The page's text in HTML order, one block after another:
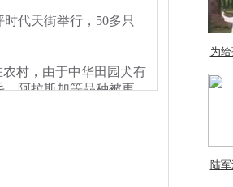
代天街举行，50多只
村，由于中华田园犬有
阿拉斯加等品种被更
为
陆